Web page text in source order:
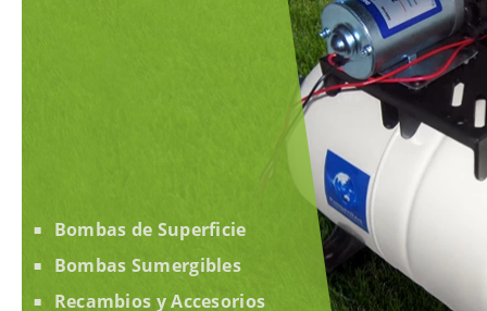
Bombas de Superficie
Bombas Sumergibles
Recambios y Accesorios